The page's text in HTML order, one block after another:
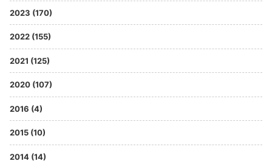
2023 (170)
2022 (155)
2021 (125)
2020 (107)
2016 (4)
2015 (10)
2014 (14)